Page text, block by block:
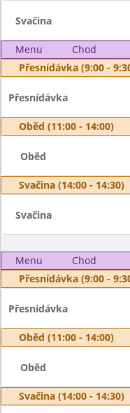
Svačina
Menu Chod
Přesnídávka (9:00 -
Přesnídávka
Oběd (11:00 - 14:00)
Oběd
Svačina (14:00 - 14:30)
Svačina
Menu Chod
Přesnídávka (9:00 -
Přesnídávka
Oběd (11:00 - 14:00)
Oběd
Svačina (14:00 - 14:30)